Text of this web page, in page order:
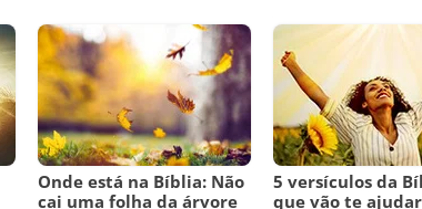
Onde está na Bíblia: Não
cai uma folha da árvore
5 versículos da
que vão te